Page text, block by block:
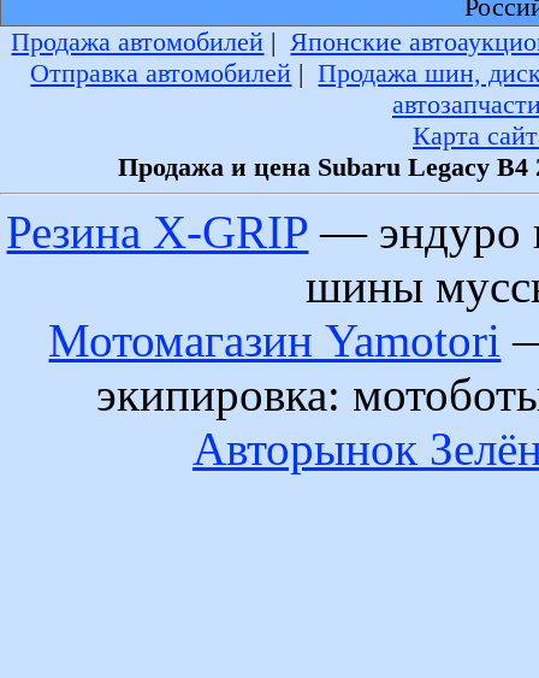
Продажа автомобилей | Японские
Отправка автомобилей |Продажа шин,
Карта
Продажа и цена Subaru Legacy
Резина X-GRIP — эндуро
шины
Мотомагазин Yamotori
экипировка:
Авторынок